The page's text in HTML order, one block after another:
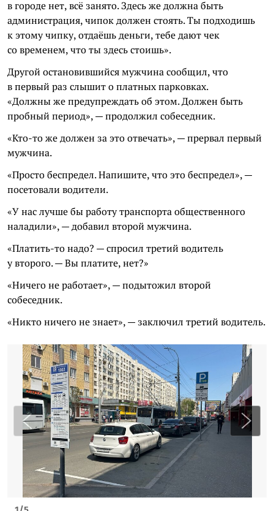
в городе нет, всё занято. Здесь же должна быть
администрация, чипок должен стоять. Ты подходишь
к этому чипку, отдаёшь деньги, тебе дают чек
со временем, что ты здесь стоишь».
Другой остановившийся мужчина сообщил, что
в первый раз слышит о платных парковках.
«Должны же предупреждать об этом. Должен быть
пробный период», — продолжил собеседник.
«Кто-то же должен за это отвечать», — прервал первый
мужчина.
«Просто беспредел. Напишите, что это беспредел», —
посетовали водители.
«У нас лучше бы работу транспорта общественного
наладили», — добавил второй мужчина.
«Платить-то надо? — спросил третий водитель
у второго. — Вы платите, нет?»
«Ничего не работает», — подытожил второй
собеседник.
«Никто ничего не знает», — заключил третий водитель.